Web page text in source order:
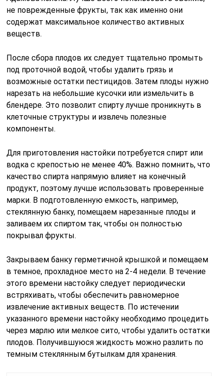
не поврежденные фрукты, так как именно они
содержат максимальное количество активных
веществ.
После сбора плодов их следует тщательно промыть
под проточной водой, чтобы удалить грязь и
возможные остатки пестицидов. Затем плоды нужно
нарезать на небольшие кусочки или измельчить в
блендере. Это позволит спирту лучше проникнуть в
клеточные структуры и извлечь полезные
компоненты.
Для приготовления настойки потребуется спирт или
водка с крепостью не менее 40%. Важно помнить, что
качество спирта напрямую влияет на конечный
продукт, поэтому лучше использовать проверенные
марки. В подготовленную емкость, например,
стеклянную банку, помещаем нарезанные плоды и
заливаем их спиртом так, чтобы он полностью
покрывал фрукты.
Закрываем банку герметичной крышкой и помещаем
в темное, прохладное место на 2-4 недели. В течение
этого времени настойку следует периодически
встряхивать, чтобы обеспечить равномерное
извлечение активных веществ. По истечении
указанного времени настойку необходимо процедить
через марлю или мелкое сито, чтобы удалить остатки
плодов. Получившуюся жидкость можно разлить по
темным стеклянным бутылкам для хранения.